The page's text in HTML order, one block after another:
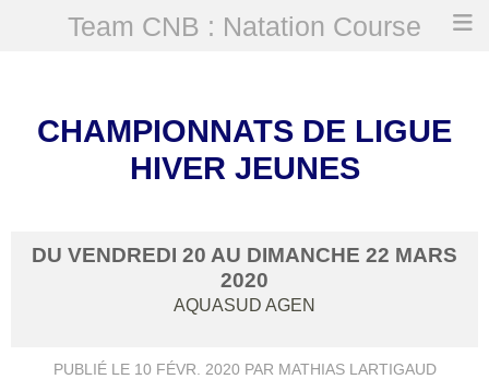
Team CNB : Natation Course
Championnats de ligue hiver Jeunes
CHAMPIONNATS DE LIGUE
HIVER JEUNES
DU VENDREDI 20 AU DIMANCHE 22 MARS
2020
AQUASUD AGEN
PUBLIÉ LE 10 FÉVR. 2020 PAR MATHIAS LARTIGAUD